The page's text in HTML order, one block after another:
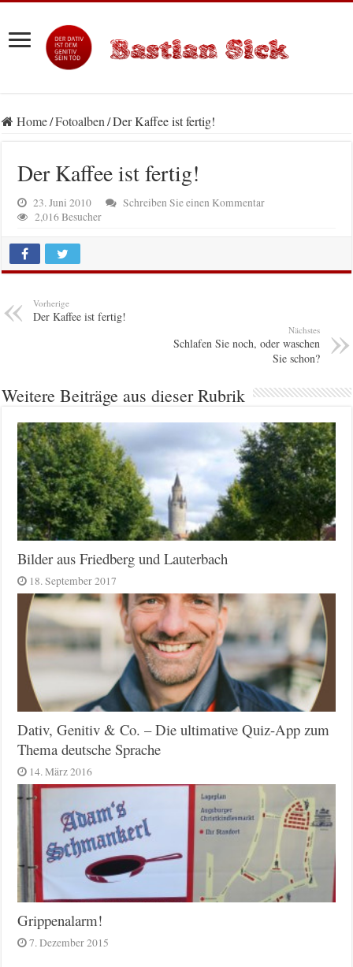
Home/Fotoalben/Der Kaffee ist fertig!
Der Kaffee ist fertig!
23. Juni 2010
Schreiben Sie einen Kommentar
2,016 Besucher
Vorherige
Der Kaffee ist fertig!
Nächstes
Schlafen Sie noch, oder waschen
Sie schon?
Weitere Beiträge aus dieser Rubrik
Bilder aus Friedberg und Lauterbach
18. September 2017
Dativ, Genitiv & Co. – Die ultimative Quiz-App zum
Thema deutsche Sprache
14. März 2016
Grippenalarm!
7. Dezember 2015